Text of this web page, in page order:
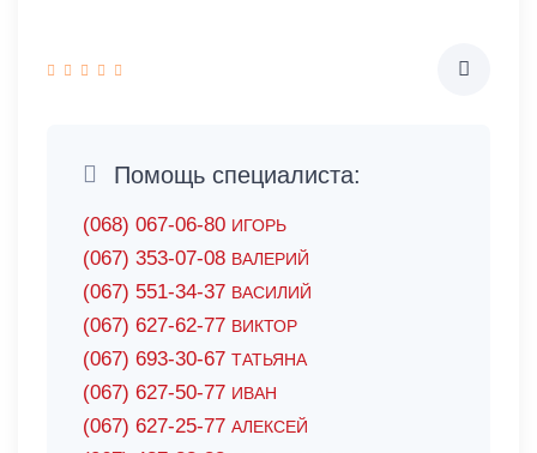
Помощь специалиста:
(068) 067-06-80 ИГОРЬ
(067) 353-07-08 ВАЛЕРИЙ
(067) 551-34-37 ВАСИЛИЙ
(067) 627-62-77 ВИКТОР
(067) 693-30-67 ТАТЬЯНА
(067) 627-50-77 ИВАН
(067) 627-25-77 АЛЕКСЕЙ